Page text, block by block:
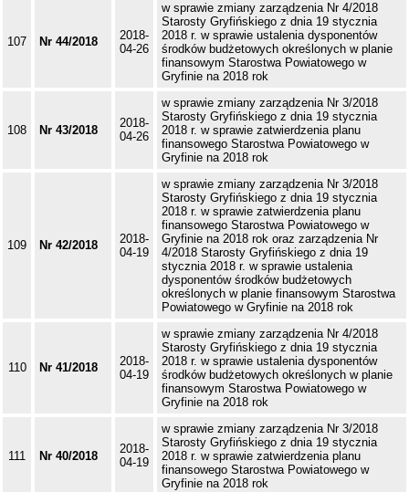
107 Nr 44/2018
2018-
04-26
w sprawie zmiany zarządzenia Nr 4/2018
Starosty Gryfińskiego z dnia 19 stycznia
2018 r. w sprawie ustalenia dysponentów
środków budżetowych określonych w planie
finansowym Starostwa Powiatowego w
Gryfinie na 2018 rok
108 Nr 43/2018
2018-
04-26
w sprawie zmiany zarządzenia Nr 3/2018
Starosty Gryfińskiego z dnia 19 stycznia
2018 r. w sprawie zatwierdzenia planu
finansowego Starostwa Powiatowego w
Gryfinie na 2018 rok
109 Nr 42/2018
2018-
04-19
w sprawie zmiany zarządzenia Nr 3/2018
Starosty Gryfińskiego z dnia 19 stycznia
2018 r. w sprawie zatwierdzenia planu
finansowego Starostwa Powiatowego w
Gryfinie na 2018 rok oraz zarządzenia Nr
4/2018 Starosty Gryfińskiego z dnia 19
stycznia 2018 r. w sprawie ustalenia
dysponentów środków budżetowych
określonych w planie finansowym Starostwa
Powiatowego w Gryfinie na 2018 rok
110 Nr 41/2018
2018-
04-19
w sprawie zmiany zarządzenia Nr 4/2018
Starosty Gryfińskiego z dnia 19 stycznia
2018 r. w sprawie ustalenia dysponentów
środków budżetowych określonych w planie
finansowym Starostwa Powiatowego w
Gryfinie na 2018 rok
111 Nr 40/2018
2018-
04-19
w sprawie zmiany zarządzenia Nr 3/2018
Starosty Gryfińskiego z dnia 19 stycznia
2018 r. w sprawie zatwierdzenia planu
finansowego Starostwa Powiatowego w
Gryfinie na 2018 rok